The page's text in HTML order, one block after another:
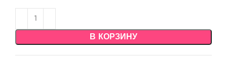
В КОРЗИНУ